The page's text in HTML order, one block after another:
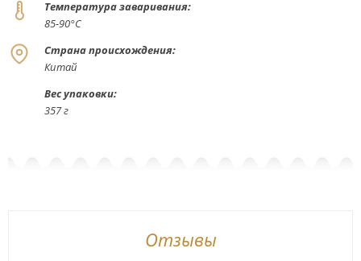
Температура заваривания:
85-90°С
Страна происхождения:
Китай
Вес упаковки:
357 г
Отзывы